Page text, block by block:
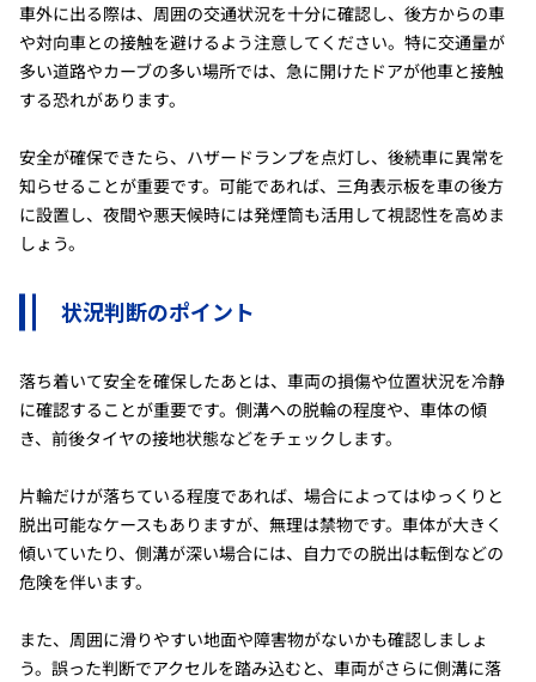
車外に出る際は、周囲の交通状況を十分に確認し、後方からの車
や対向車との接触を避けるよう注意してください。特に交通量が
多い道路やカーブの多い場所では、急に開けたドアが他車と接触
する恐れがあります。
安全が確保できたら、ハザードランプを点灯し、後続車に異常を
知らせることが重要です。可能であれば、三角表示板を車の後方
に設置し、夜間や悪天候時には発煙筒も活用して視認性を高めま
しょう。
状況判断のポイント
落ち着いて安全を確保したあとは、車両の損傷や位置状況を冷静
に確認することが重要です。側溝への脱輪の程度や、車体の傾
き、前後タイヤの接地状態などをチェックします。
片輪だけが落ちている程度であれば、場合によってはゆっくりと
脱出可能なケースもありますが、無理は禁物です。車体が大きく
傾いていたり、側溝が深い場合には、自力での脱出は転倒などの
危険を伴います。
また、周囲に滑りやすい地面や障害物がないかも確認しましょ
う。誤った判断でアクセルを踏み込むと、車両がさらに側溝に落